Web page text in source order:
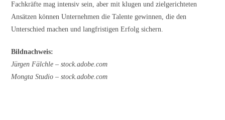
Fachkräfte mag intensiv sein, aber mit klugen und zielgerichteten
Ansätzen können Unternehmen die Talente gewinnen, die den
Unterschied machen und langfristigen Erfolg sichern.
Bildnachweis:
Jürgen Fälchle – stock.adobe.com
Mongta Studio– stock.adobe.com